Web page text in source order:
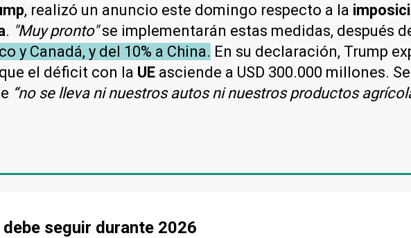
, realizó un anuncio este domingo respecto a la
. "Muy pronto"se implementarán estas medidas, después
y Canadá, y del 10% a China. En su declaración, Trump
el déficit con la UE asciende a USD 300.000 millones.
“no se lleva ni nuestros autos ni nuestros productos
seguir durante 2026